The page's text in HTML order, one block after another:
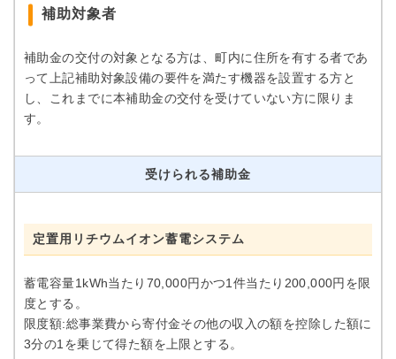
補助対象者
補助金の交付の対象となる方は、町内に住所を有する者であ
って上記補助対象設備の要件を満たす機器を設置する方と
し、これまでに本補助金の交付を受けていない方に限りま
す。
受けられる補助金
定置用リチウムイオン蓄電システム
蓄電容量1kWh当たり70,000円かつ1件当たり200,000円を限
度とする。
限度額:総事業費から寄付金その他の収入の額を控除した額に
3分の1を乗じて得た額を上限とする。